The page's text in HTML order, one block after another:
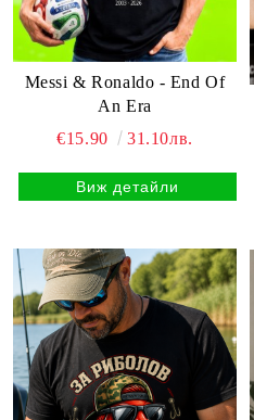
Messi & Ronaldo - End Of
An Era
€15.90
31.10лв.
Виж детайли